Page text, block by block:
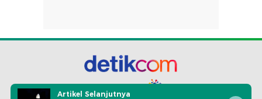
part of
Artikel Selanjutnya